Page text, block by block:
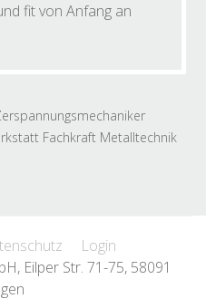
fit von Anfang an
Fachkraft Metalltechnik
Hagen
Mark-Ruhr gGmbH
Login
Eilper Str. 71-75, 58091